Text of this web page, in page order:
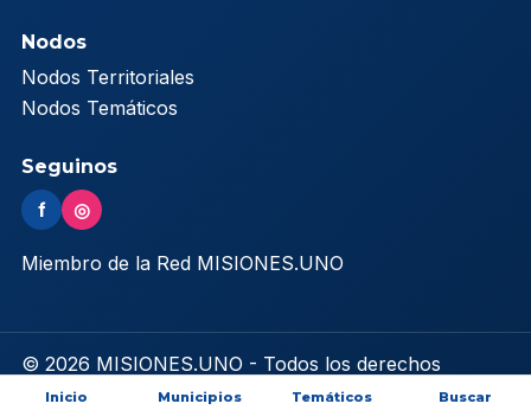
Nodos
Nodos Territoriales
Nodos Temáticos
Seguinos
f ◎
Miembro de la Red MISIONES.UNO
© 2026 MISIONES.UNO - Todos los derechos
reservados
Inicio Municipios Temáticos Buscar